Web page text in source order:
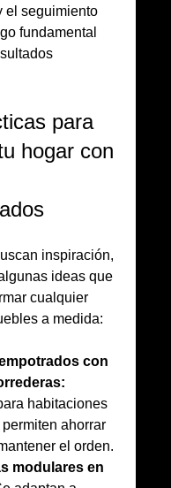
el seguimiento
fundamental
para
hogar con
inspiración,
ideas que
cualquier
a medida:
con
habitaciones
ahorrar
el orden.
modulares en